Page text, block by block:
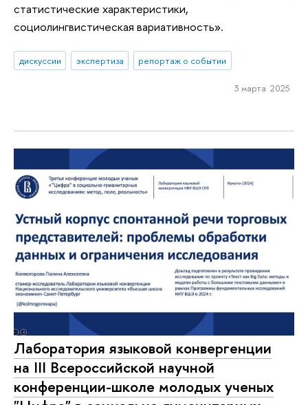
статистические характеристики,
социолингвистическая вариативность».
дискуссии экспертиза репортаж о событии
3 марта 2025
Лаборатория языковой конвергенции
на III Всероссийской научной
конференции-школе молодых ученых